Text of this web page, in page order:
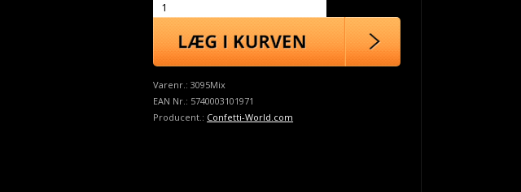
Varenr.:3095Mix
EAN Nr.: 5740003101971
Producent.: Confetti-World.com